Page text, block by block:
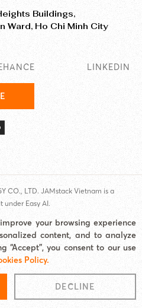
Buildings,
Ward, Ho Chi Minh City
LINKEDIN
CO., LTD. JAMstack Vietnam is a
under Easy AI.
Ba, Tan Thuan Ward, HCMC Email:
Hotline: 0977 62 60 65
| Site map
your browsing experience
content, and to analyze
“Accept”, you consent to our use
Policy.
DECLINE